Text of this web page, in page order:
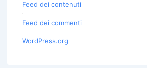
Feed dei contenuti
Feed dei commenti
WordPress.org